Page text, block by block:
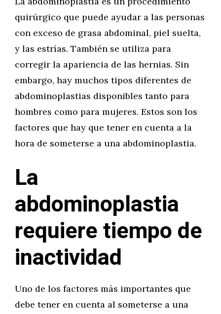
quirúrgico que puede ayudar a las personas
con exceso de grasa abdominal, piel suelta,
y las estrías. También se utiliza para
corregir la apariencia de las hernias. Sin
embargo, hay muchos tipos diferentes de
abdominoplastias disponibles tanto para
hombres como para mujeres. Estos son los
factores que hay que tener en cuenta a la
hora de someterse a una abdominoplastia.
La
abdominoplastia
requiere tiempo de
inactividad
Uno de los factores más importantes que
debe tener en cuenta al someterse a una